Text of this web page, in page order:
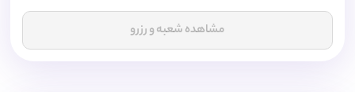
مشاهده شعبه و رزرو